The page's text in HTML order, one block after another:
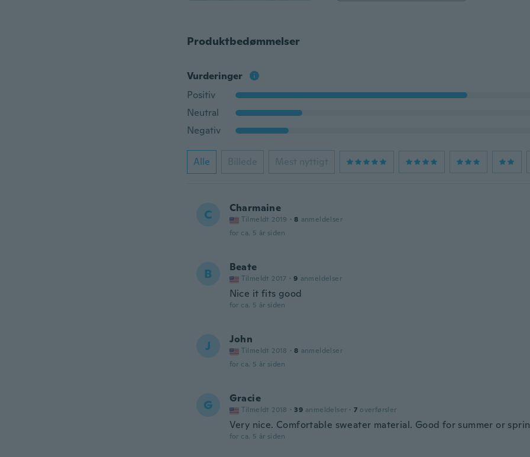
Produktbedømmelser
Vurderinger
Positiv
Neutral
Negativ
Alle Billede Mest nyttigt
C Charmaine
Tilmeldt 2019 · 8 anmeldelser
for ca. 5 år siden
B Beate
Tilmeldt 2017 · 9 anmeldelser
Nice it fits good
for ca. 5 år siden
J John
Tilmeldt 2018 · 8 anmeldelser
for ca. 5 år siden
G Gracie
Tilmeldt 2018 · 39 anmeldelser · 7 overførsler
Very nice. Comfortable sweater material. Good for summer or
for ca. 5 år siden